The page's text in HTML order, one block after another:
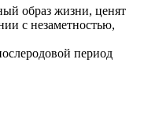
образ жизни, ценят
с незаметностью,
период